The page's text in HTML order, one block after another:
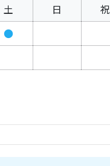
土 日 祝
●